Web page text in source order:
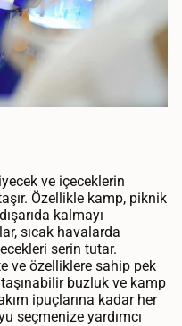
ve içeceklerin
Özellikle kamp, piknik
kalmayı
sıcak havalarda
serin tutar.
ve özelliklere sahip pek
buzluk ve kamp
ipuçlarına kadar her
seçmenize yardımcı